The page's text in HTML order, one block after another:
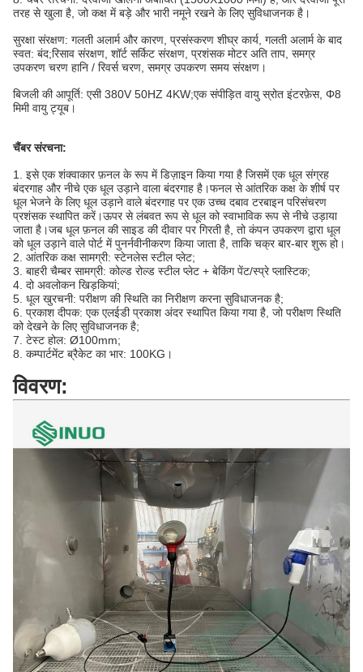
तरह से खुला है, जो कक्ष में बड़े और भारी नमूने रखने के लिए सुविधाजनक है।
सुरक्षा संरक्षण: गलती अलार्म और कारण, प्रसंस्करण शीघ्र कार्य, गलती अलार्म के बाद
स्वत: बंद;रिसाव संरक्षण, शॉर्ट सर्किट संरक्षण, प्रशंसक मोटर अति ताप, समग्र
उपकरण चरण हानि / रिवर्स चरण, समग्र उपकरण समय संरक्षण।
बिजली की आपूर्ति: एसी 380V 50HZ 4KW;एक संपीड़ित वायु स्रोत इंटरफ़ेस, Φ8
मिमी वायु ट्यूब।
चैंबर संरचना:
1. इसे एक शंक्वाकार फ़नल के रूप में डिज़ाइन किया गया है जिसमें एक धूल संग्रह
बंदरगाह और नीचे एक धूल उड़ाने वाला बंदरगाह है।फनल से आंतरिक कक्ष के शीर्ष पर
धूल भेजने के लिए धूल उड़ाने वाले बंदरगाह पर एक उच्च दबाव टरबाइन परिसंचरण
प्रशंसक स्थापित करें।ऊपर से लंबवत रूप से धूल को स्वाभाविक रूप से नीचे उड़ाया
जाता है।जब धूल फ़नल की साइड की दीवार पर गिरती है, तो कंपन उपकरण द्वारा धूल
को धूल उड़ाने वाले पोर्ट में पुनर्नवीनीकरण किया जाता है, ताकि चक्र बार-बार शुरू हो।
2. आंतरिक कक्ष सामग्री: स्टेनलेस स्टील प्लेट;
3. बाहरी चैम्बर सामग्री: कोल्ड रोल्ड स्टील प्लेट + बेकिंग पेंट/स्प्रे प्लास्टिक;
4. दो अवलोकन खिड़कियां;
5. धूल खुरचनी: परीक्षण की स्थिति का निरीक्षण करना सुविधाजनक है;
6. प्रकाश दीपक: एक एलईडी प्रकाश अंदर स्थापित किया गया है, जो परीक्षण स्थिति
को देखने के लिए सुविधाजनक है;
7. टेस्ट होल: Ø100mm;
8. कम्पार्टमेंट ब्रैकेट का भार: 100KG।
विवरण: